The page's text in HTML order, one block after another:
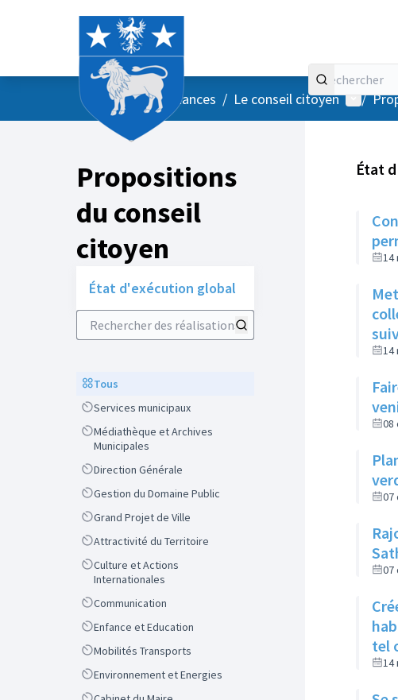
AccueilMenu principal
/ Vos instances / Le conseil citoyen Menu
/
Propositions
du conseil
citoyen
État d'exécution global
Rechercher des réalisations
ScopeTous
ScopeServices municipaux
Scope
Médiathèque et Archives
Municipales
ScopeDirection Générale
ScopeGestion du Domaine Public
ScopeGrand Projet de Ville
ScopeAttractivité du Territoire
Scope
Culture et Actions
Internationales
ScopeCommunication
ScopeEnfance et Education
ScopeMobilités Transports
ScopeEnvironnement et Energies
État
14
14
Faire en
08
07
07
tel
14